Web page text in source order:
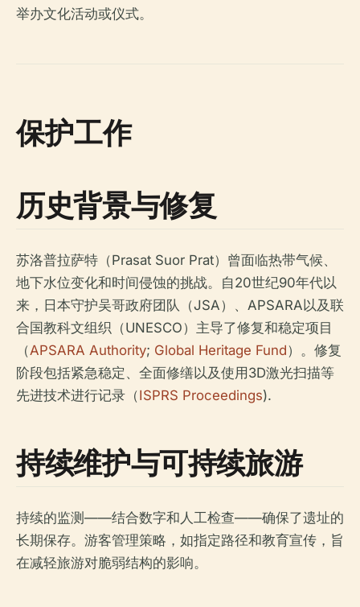
举办文化活动或仪式。
保护工作
历史背景与修复
苏洛普拉萨特（Prasat Suor Prat）曾面临热带气候、
地下水位变化和时间侵蚀的挑战。自20世纪90年代以
来，日本守护吴哥政府团队（JSA）、APSARA以及联
合国教科文组织（UNESCO）主导了修复和稳定项目
（APSARA Authority; Global Heritage Fund）。修复
阶段包括紧急稳定、全面修缮以及使用3D激光扫描等
先进技术进行记录（ISPRS Proceedings).
持续维护与可持续旅游
持续的监测——结合数字和人工检查——确保了遗址的
长期保存。游客管理策略，如指定路径和教育宣传，旨
在减轻旅游对脆弱结构的影响。